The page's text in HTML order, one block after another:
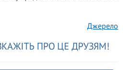
Джерело
ПРО ЦЕ ДРУЗЯМ!